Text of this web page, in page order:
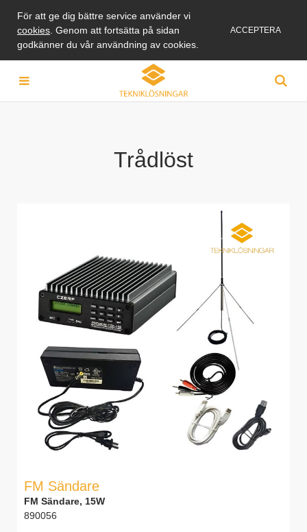
För att ge dig bättre service använder vi
cookies . Genom att fortsätta på sidan
godkänner du vår användning av cookies.
ACCEPTERA
Trådlöst
FM Sändare
FM Sändare, 15W
890056